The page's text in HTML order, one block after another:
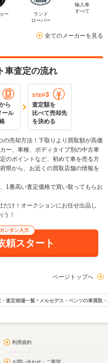
ー
ランド
ローバー
輸入車
すべて
全てのメーカーを見る
車査定の流れ
ら
ール
STEP3
査定額を
比べて売却先
を決める
売却方法！下取りより買取額が高価
ー、車種、ボディタイプ別の中古車
のポイントなど、初めて車を売る方
県から、お近くの買取店舗の情報を
1番高い査定価格で買い取ってもらお
だけ！オークションにお任せ出品し
う！
ンタン入力
頼スタート
ページトップへ
・査定相場一覧 メルセデス・ベンツの車買取
利用規約
お問い合わせ・ご要望